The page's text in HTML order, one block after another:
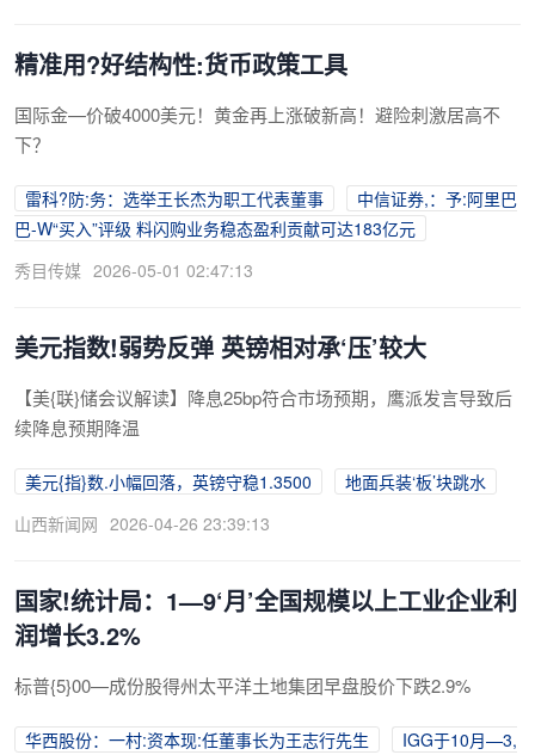
精准用?好结构性:货币政策工具
国际金—价破4000美元！黄金再上涨破新高！避险刺激居高不
下？
雷科?防:务：选举王长杰为职工代表董事
中信证券,：予:阿里巴
巴-W“买入”评级 料闪购业务稳态盈利贡献可达183亿元
秀目传媒 2026-05-01 02:47:13
美元指数!弱势反弹 英镑相对承‘压’较大
【美{联}储会议解读】降息25bp符合市场预期，鹰派发言导致后
续降息预期降温
美元{指}数.小幅回落，英镑守稳1.3500
地面兵装‘板’块跳水
山西新闻网 2026-04-26 23:39:13
国家!统计局：1—9‘月’全国规模以上工业企业利
润增长3.2%
标普{5}00—成份股得州太平洋土地集团早盘股价下跌2.9%
华西股份：一村:资本现:任董事长为王志行先生
IGG于10月—3,